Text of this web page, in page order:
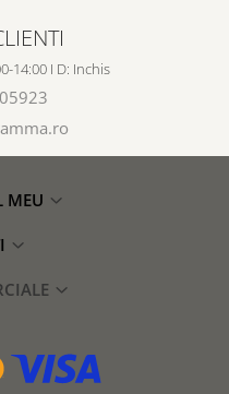
14:00 I D: Inchis
MEU